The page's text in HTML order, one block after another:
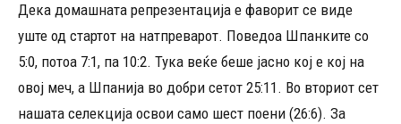
Дека домашната репрезентација е фаворит се виде
уште од стартот на натпреварот. Поведоа Шпанките со
5:0, потоа 7:1, па 10:2. Тука веќе беше јасно кој е кој на
овој меч, а Шпанија во добри сетот 25:11. Во вториот сет
нашата селекција освои само шест поени (26:6). За